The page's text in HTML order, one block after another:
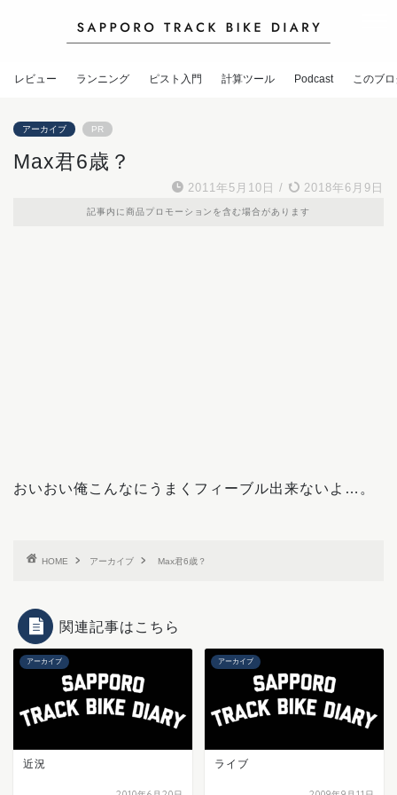
レビュー ランニング ピスト入門 計算ツール Podcast このブ
アーカイブ PR
Max君6歳？
2011年5月10日 / 2018年6月9日
記事内に商品プロモーションを含む場合があります
おいおい俺こんなにうまくフィーブル出来ないよ…。
HOME アーカイブ Max君6歳？
関連記事はこちら
アーカイブ
近況
アーカイブ
ライブ